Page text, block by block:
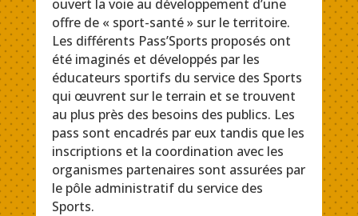
ouvert la voie au développement d’une
offre de « sport-santé » sur le territoire.
Les différents Pass’Sports proposés ont
été imaginés et développés par les
éducateurs sportifs du service des Sports
qui œuvrent sur le terrain et se trouvent
au plus près des besoins des publics. Les
pass sont encadrés par eux tandis que les
inscriptions et la coordination avec les
organismes partenaires sont assurées par
le pôle administratif du service des
Sports.